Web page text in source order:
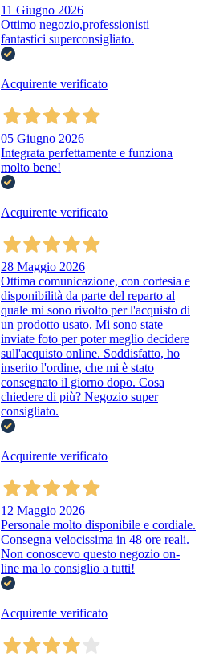
11 Giugno 2026
Ottimo negozio,professionisti
fantastici superconsigliato.
Acquirente verificato
05 Giugno 2026
Integrata perfettamente e funziona
molto bene!
Acquirente verificato
28 Maggio 2026
Ottima comunicazione, con cortesia e
disponibilità da parte del reparto al
quale mi sono rivolto per l'acquisto di
un prodotto usato. Mi sono state
inviate foto per poter meglio decidere
sull'acquisto online. Soddisfatto, ho
inserito l'ordine, che mi è stato
consegnato il giorno dopo. Cosa
chiedere di più? Negozio super
consigliato.
Acquirente verificato
12 Maggio 2026
Personale molto disponibile e cordiale.
Consegna velocissima in 48 ore reali.
Non conoscevo questo negozio on-
line ma lo consiglio a tutti!
Acquirente verificato